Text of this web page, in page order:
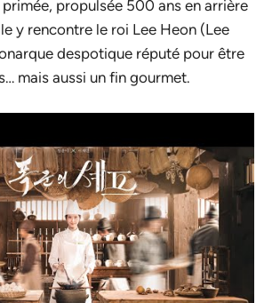
propulsée 500 ans en arrière
y rencontre le roi Lee Heon (Lee
despotique réputé pour être
mais aussi un fin gourmet.